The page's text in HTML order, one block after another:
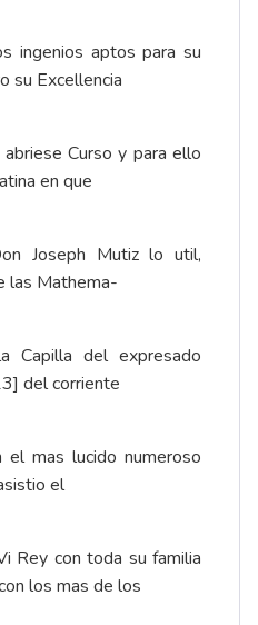
ingenios aptos para su
su Excellencia
Curso y para ello
en que
Joseph Mutiz lo util,
las Mathema-
Capilla del expresado
del corriente
mas lucido numeroso
el
Rey con toda su familia
los mas de los